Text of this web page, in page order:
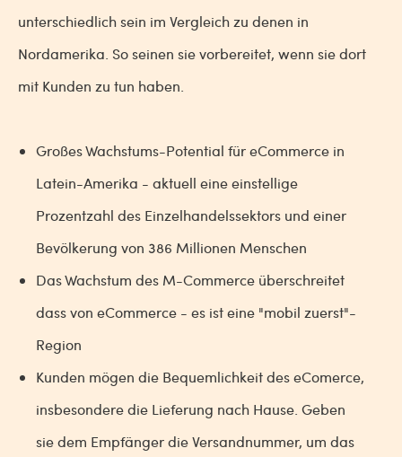
unterschiedlich sein im Vergleich zu denen in
Nordamerika. So seinen sie vorbereitet, wenn sie dort
mit Kunden zu tun haben.
Großes Wachstums-Potential für eCommerce in
Latein-Amerika - aktuell eine einstellige
Prozentzahl des Einzelhandelssektors und einer
Bevölkerung von 386 Millionen Menschen
Das Wachstum des M-Commerce überschreitet
dass von eCommerce - es ist eine "mobil zuerst"-
Region
Kunden mögen die Bequemlichkeit des eComerce,
insbesondere die Lieferung nach Hause. Geben
sie dem Empfänger die Versandnummer, um das